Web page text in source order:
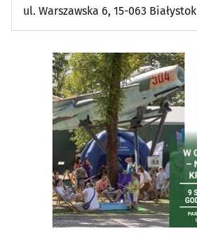
ul. Warszawska 6, 15-063 Białystok